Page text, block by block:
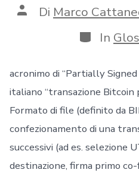
Autore
articolo
Di Marco
Categorie
In
acronimo di “Partially
italiano “transazione Bitcoin
Formato di file (definito da
confezionamento di una
successivi (ad es. selezione
destinazione, firma primo